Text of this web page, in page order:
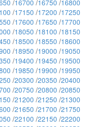
/16700 /16750 /16800
/17150 /17200 /17250
/17600 /17650 /17700
/18050 /18100 /18150
/18500 /18550 /18600
/18950 /19000 /19050
/19400 /19450 /19500
/19850 /19900 /19950
/20300 /20350 /20400
/20750 /20800 /20850
/21200 /21250 /21300
/21650 /21700 /21750
/22100 /22150 /22200